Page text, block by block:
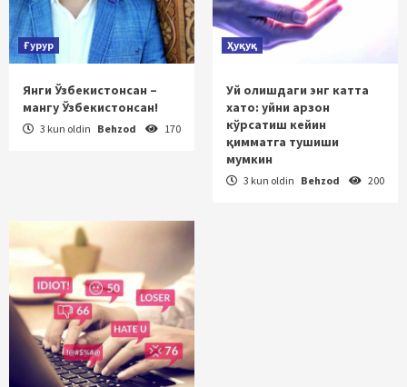
Ғурур
Янги Ўзбекистонсан –
мангу Ўзбекистонсан!
3 kun oldin Behzod 170
Ҳуқуқ
Уй олишдаги энг катта
хато: уйни арзон
кўрсатиш кейин
қимматга тушиши
мумкин
3 kun oldin Behzod 200